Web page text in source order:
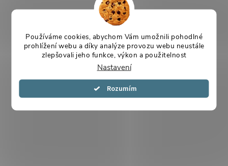
Používáme cookies, abychom Vám umožnili pohodlné
prohlížení webu a díky analýze provozu webu neustále
zlepšovali jeho funkce, výkon a použitelnost
Nastavení
Souhlasím